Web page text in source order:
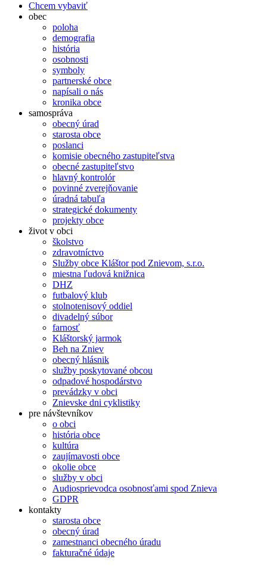
Chcem vybaviť
obec
poloha
demografia
história
osobnosti
symboly
partnerské obce
napísali o nás
kronika obce
samospráva
obecný úrad
starosta obce
poslanci
komisie obecného zastupiteľstva
obecné zastupiteľstvo
hlavný kontrolór
povinné zverejňovanie
úradná tabuľa
strategické dokumenty
projekty obce
život v obci
školstvo
zdravotníctvo
Služby obce Kláštor pod Znievom, s.r.o.
miestna ľudová knižnica
DHZ
futbalový klub
stolnotenisový oddiel
divadelný súbor
farnosť
Kláštorský jarmok
Beh na Zniev
obecný hlásnik
služby poskytované obcou
odpadové hospodárstvo
prevádzky v obci
Znievske dni cyklistiky
pre návštevníkov
o obci
história obce
kultúra
zaujímavosti obce
okolie obce
služby v obci
Audiosprievodca osobnosťami spod Znieva
GDPR
kontakty
starosta obce
obecný úrad
zamestnanci obecného úradu
fakturačné údaje